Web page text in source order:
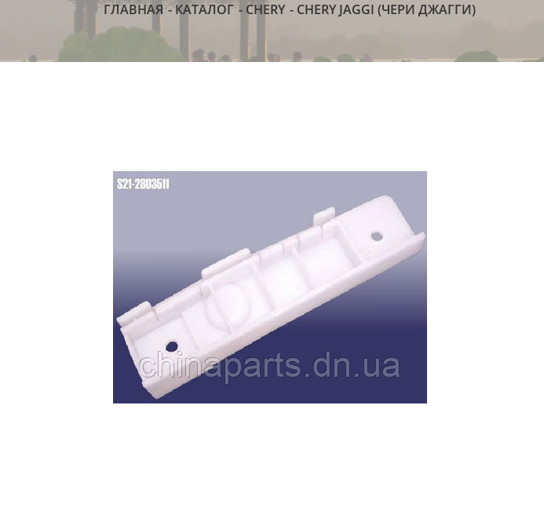
ГЛАВНАЯ КАТАЛОГ CHERY CHERY JAGGI (ЧЕРИ ДЖАГГИ)